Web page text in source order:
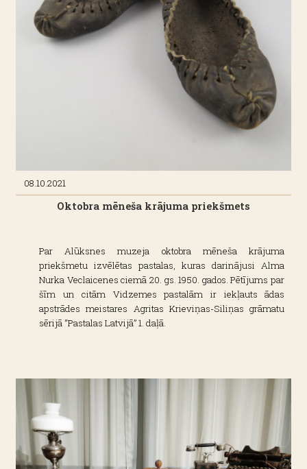
08.10.2021
Oktobra mēneša krājuma priekšmets
Par Alūksnes muzeja oktobra mēneša krājuma
priekšmetu izvēlētas pastalas, kuras darinājusi Alma
Nurka Veclaicenes ciemā 20. gs. 1950. gados. Pētījums par
šīm un citām Vidzemes pastalām ir iekļauts ādas
apstrādes meistares Agritas Krieviņas-Siliņas grāmatu
sērijā “Pastalas Latvijā” 1. daļā.